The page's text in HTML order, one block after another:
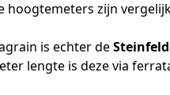
hoogtemeters zijn
is echter de
lengte is deze via